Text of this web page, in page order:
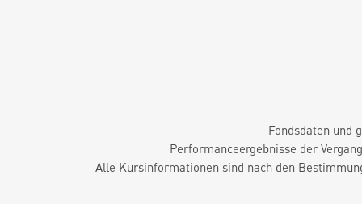
Fondsdaten und
Performanceergebnisse der
Alle Kursinformationen sind nach den